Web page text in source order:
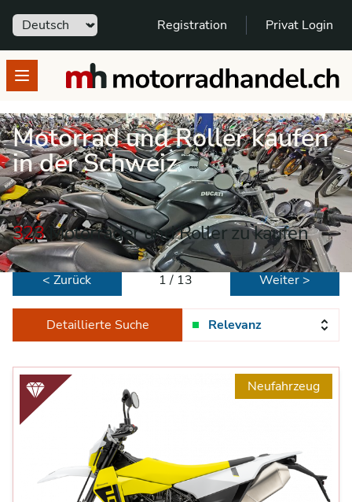
Sprache Registration Privat Login
Open menumotorradhandel.ch
Motorrad und Roller kaufen
in der Schweiz
323Motorräder und Roller zu kaufen
< Zurück 1 / 13 Weiter >
Detaillierte Suche Relevanz
Neufahrzeug